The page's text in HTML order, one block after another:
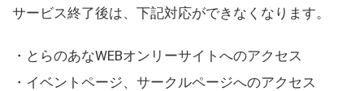
サービス終了後は、下記対応ができなくなります。
・とらのあなWEBオンリーサイトへのアクセス
・イベントページ、サークルページへのアクセス